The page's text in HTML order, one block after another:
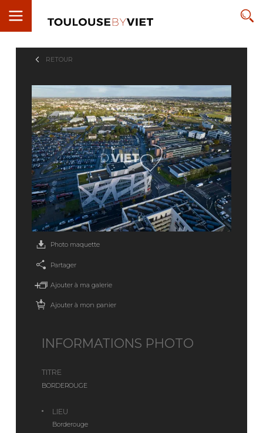
RETOUR
Photo maquette
Partager
Ajouter à ma galerie
Ajouter à mon panier
INFORMATIONS PHOTO
TITRE
BORDEROUGE
LIEU
Borderouge